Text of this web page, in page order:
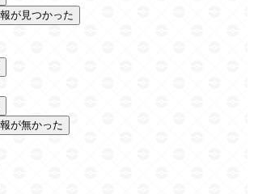
が見つかった
が無かった